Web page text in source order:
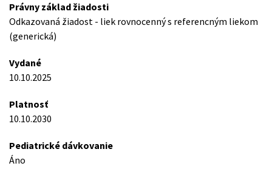
Právny základ žiadosti
Odkazovaná žiadost - liek rovnocenný s referencným liekom
(generická)
Vydané
10.10.2025
Platnosť
10.10.2030
Pediatrické dávkovanie
Áno